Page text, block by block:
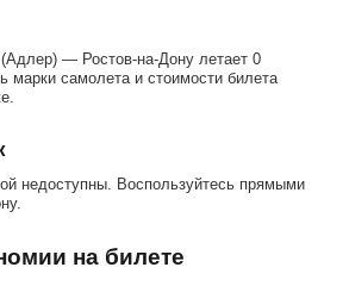
— Ростов-на-Дону летает 0
марки самолета и стоимости билета
недоступны. Воспользуйтесь прямыми
на билете